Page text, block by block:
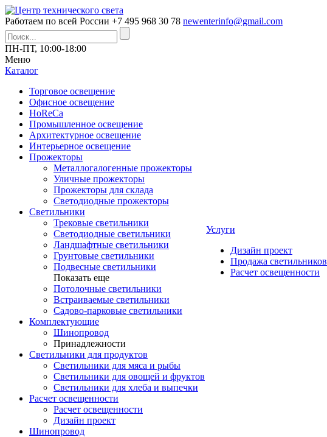
Работаем по всей России +7 495 968 30 78 newenterinfo@gmail.com
ПН-ПТ, 10:00-18:00
Меню
Каталог
Торговое освещение
Офисное освещение
HoReCa
Промышленное освещение
Архитектурное освещение
Интерьерное освещение
Прожекторы
Металлогалогенные прожекторы
Уличные прожекторы
Прожекторы для склада
Светодиодные прожекторы
Светильники
Трековые светильники
Светодиодные светильники
Ландшафтные светильники
Грунтовые светильники
Подвесные светильники
Показать еще
Потолочные светильники
Встраиваемые светильники
Садово-парковые светильники
Комплектующие
Шинопровод
Принадлежности
Светильники для продуктов
Светильники для мяса и рыбы
Светильники для овощей и фруктов
Светильники для хлеба и выпечки
Расчет освещенности
Расчет освещенности
Дизайн проект
Шинопровод
Услуги
Дизайн проект
Продажа светильников
Расчет освещенности